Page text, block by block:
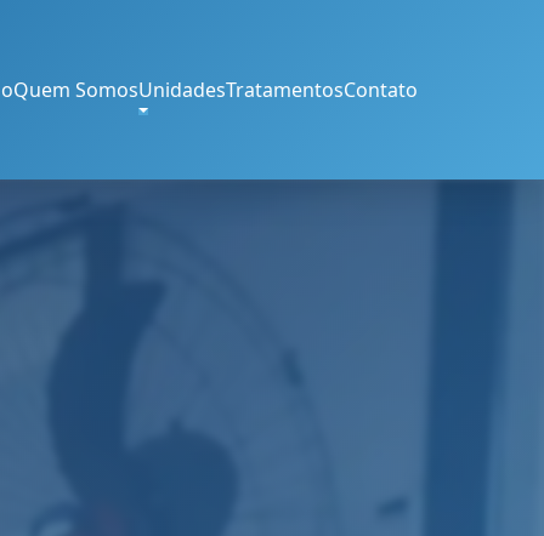
Quem SomosUnidadesTratamentosContato